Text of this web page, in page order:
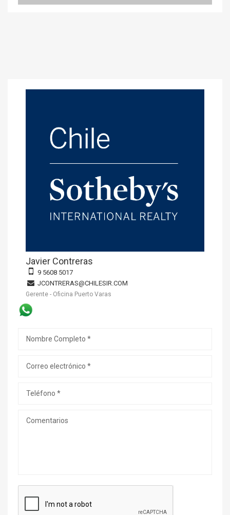
Javier Contreras
9 5608 5017
JCONTRERAS@CHILESIR.COM
Gerente - Oficina Puerto Varas